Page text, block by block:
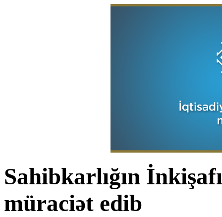
Sahibkarlığın
müraciət edib